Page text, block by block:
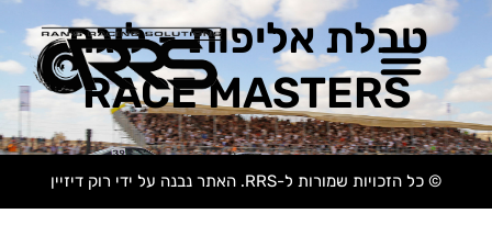
טבלת אליפות - ליגת
RACE MASTERS
© כל הזכויות שמורות ל-RRS. האתר נבנה על ידי רוק דיזיין